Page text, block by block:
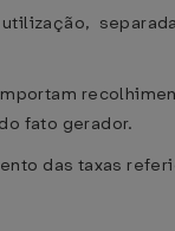
fato gerador.
das taxas